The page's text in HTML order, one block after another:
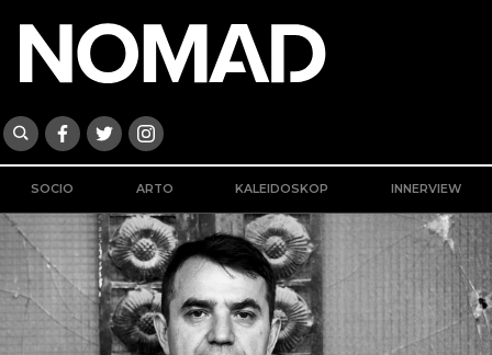
SOCIO ARTO KALEIDOSKOP INNERVIEW